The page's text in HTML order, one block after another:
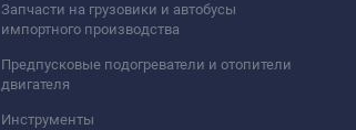
Запчасти на грузовики и автобусы
импортного производства
Предпусковые подогреватели и отопители
двигателя
Инструменты